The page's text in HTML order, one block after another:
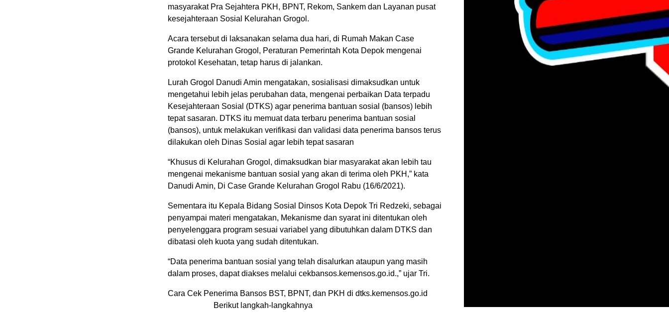
masyarakat Pra Sejahtera PKH, BPNT, Rekom, Sankem dan Layanan pusat
kesejahteraan Sosial Kelurahan Grogol.
Acara tersebut di laksanakan selama dua hari, di Rumah Makan Case
Grande Kelurahan Grogol, Peraturan Pemerintah Kota Depok mengenai
protokol Kesehatan, tetap harus di jalankan.
Lurah Grogol Danudi Amin mengatakan, sosialisasi dimaksudkan untuk
mengetahui lebih jelas perubahan data, mengenai perbaikan Data terpadu
Kesejahteraan Sosial (DTKS) agar penerima bantuan sosial (bansos) lebih
tepat sasaran. DTKS itu memuat data terbaru penerima bantuan sosial
(bansos), untuk melakukan verifikasi dan validasi data penerima bansos terus
dilakukan oleh Dinas Sosial agar lebih tepat sasaran
“Khusus di Kelurahan Grogol, dimaksudkan biar masyarakat akan lebih tau
mengenai mekanisme bantuan sosial yang akan di terima oleh PKH,” kata
Danudi Amin, Di Case Grande Kelurahan Grogol Rabu (16/6/2021).
Sementara itu Kepala Bidang Sosial Dinsos Kota Depok Tri Redzeki, sebagai
penyampai materi mengatakan, Mekanisme dan syarat ini ditentukan oleh
penyelenggara program sesuai variabel yang dibutuhkan dalam DTKS dan
dibatasi oleh kuota yang sudah ditentukan.
“Data penerima bantuan sosial yang telah disalurkan ataupun yang masih
dalam proses, dapat diakses melalui cekbansos.kemensos.go.id.,” ujar Tri.
Cara Cek Penerima Bansos BST, BPNT, dan PKH di dtks.kemensos.go.id
Berikut langkah-langkahnya